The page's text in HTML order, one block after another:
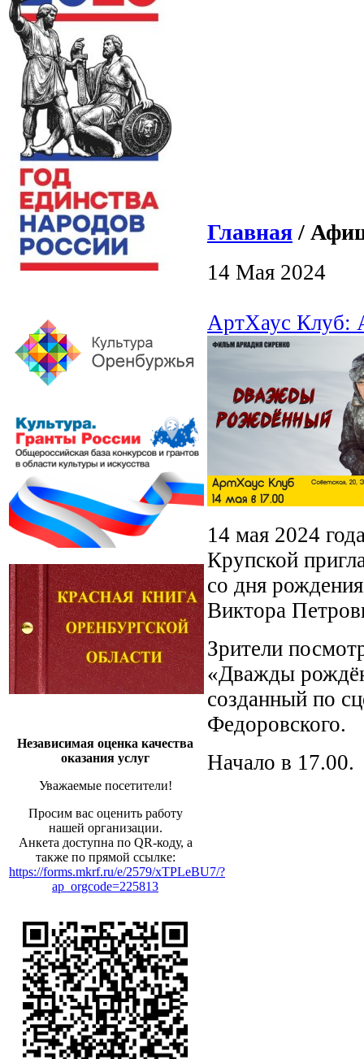
Независимая оценка качества
оказания услуг
Уважаемые посетители!
Просим вас оценить работу
нашей организации.
Анкета доступна по QR-коду, а
также по прямой ссылке:
https://forms.mkrf.ru/e/2579/xTPLeBU7/?
ap_orgcode=225813
Главная /
14 Мая 2024
АртХаус Клуб:
14 мая 2024
Крупской
со дня
Виктора
Зрители
«Дважды
созданный по
Федоровского.
Начало в 17.00.